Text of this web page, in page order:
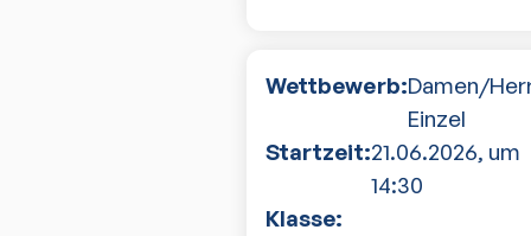
Wettbewerb:Damen/
Einzel
Startzeit:21.06.2026, um
14:30
Klasse: